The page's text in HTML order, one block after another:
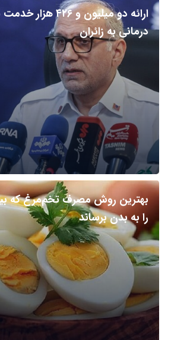
ارائه دو میلیون و ۴۲۶
درمانی به زائران
بهترین روش مصرف تخم‌مرغ که
را به بدن برساند